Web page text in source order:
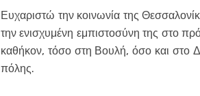
Ευχαριστώ την κοινωνία της
την ενισχυμένη εμπιστοσύνη της στο
καθήκον, τόσο στη Βουλή, όσο και στο
πόλης.